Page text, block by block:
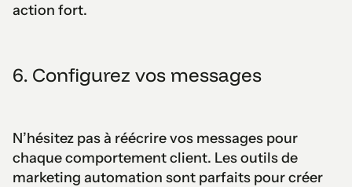
action fort.
6. Configurez vos messages
N’hésitez pas à réécrire vos messages pour
chaque comportement client. Les outils de
marketing automation sont parfaits pour créer